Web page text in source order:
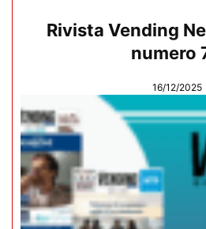
Rivista Vending
numero
16/12/2025